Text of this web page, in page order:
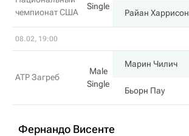
чемпионат США
Single
Райан Харрисон
08.02, 19:00
ATP Загреб
Male
Single
Марин Чилич
Бьорн Пау
Фернандо Висенте